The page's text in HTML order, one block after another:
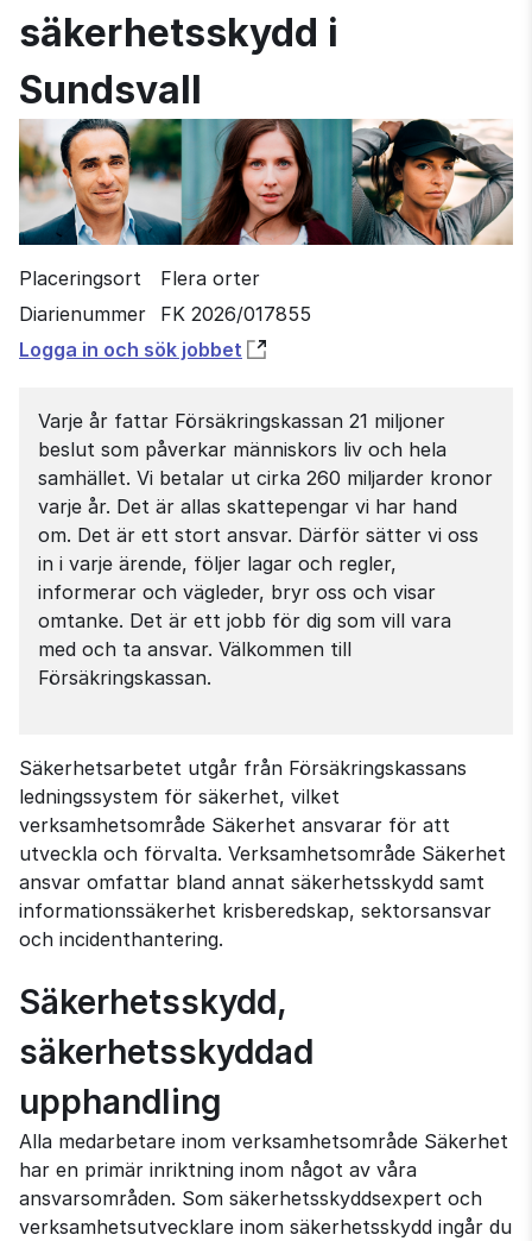
säkerhetsskydd i
Sundsvall
Placeringsort
Flera orter
Diarienummer
FK 2026/017855
Logga in och sök jobbet
Öppnas
fönster
Varje år fattar Försäkringskassan 21 miljoner
beslut som påverkar människors liv och hela
samhället. Vi betalar ut cirka 260 miljarder kronor
varje år. Det är allas skattepengar vi har hand
om. Det är ett stort ansvar. Därför sätter vi oss
in i varje ärende, följer lagar och regler,
informerar och vägleder, bryr oss och visar
omtanke. Det är ett jobb för dig som vill vara
med och ta ansvar. Välkommen till
Försäkringskassan.
Säkerhetsarbetet utgår från Försäkringskassans
ledningssystem för säkerhet, vilket
verksamhetsområde Säkerhet ansvarar för att
utveckla och förvalta. Verksamhetsområde Säkerhet
ansvar omfattar bland annat säkerhetsskydd samt
informationssäkerhet krisberedskap, sektorsansvar
och incidenthantering.
Säkerhetsskydd,
säkerhetsskyddad
upphandling
Alla medarbetare inom verksamhetsområde Säkerhet
har en primär inriktning inom något av våra
ansvarsområden. Som säkerhetsskyddsexpert och
verksamhetsutvecklare inom säkerhetsskydd ingår du